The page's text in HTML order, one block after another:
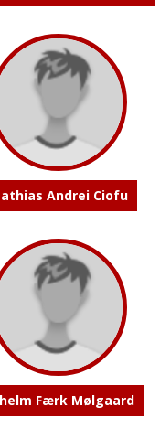
Andrei Ciofu
Færk Mølgaard